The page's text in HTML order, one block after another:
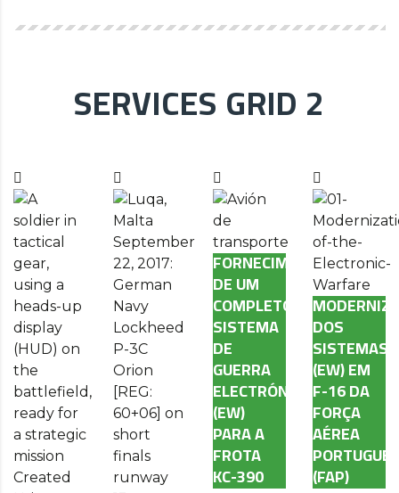
SERVICES GRID 2
FORNECIMENTO
DE UM
COMPLETO
SISTEMA
DE
GUERRA
ELECTRÓNICA
(EW)
PARA A
FROTA
KC-390
DOS
SISTEMAS
(EW) EM
F-16 DA
FORÇA
AÉREA
(FAP)